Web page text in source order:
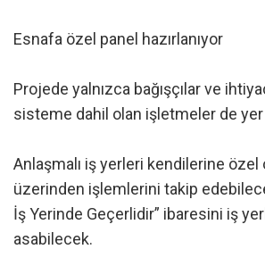
Esnafa özel panel hazırlanıyor
Projede yalnızca bağışçılar ve
sisteme dahil olan işletmeler de yer
Anlaşmalı iş yerleri kendilerine özel
üzerinden işlemlerini takip
İş Yerinde Geçerlidir” ibaresini iş
asabilecek.